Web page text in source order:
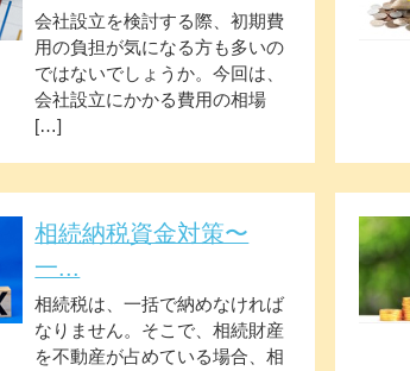
会社設立を検討する際、初期費
用の負担が気になる方も多いの
ではないでしょうか。今回は、
会社設立にかかる費用の相場
[…]
相続納税資金対策〜
一...
相続税は、一括で納めなければ
なりません。そこで、相続財産
を不動産が占めている場合、相